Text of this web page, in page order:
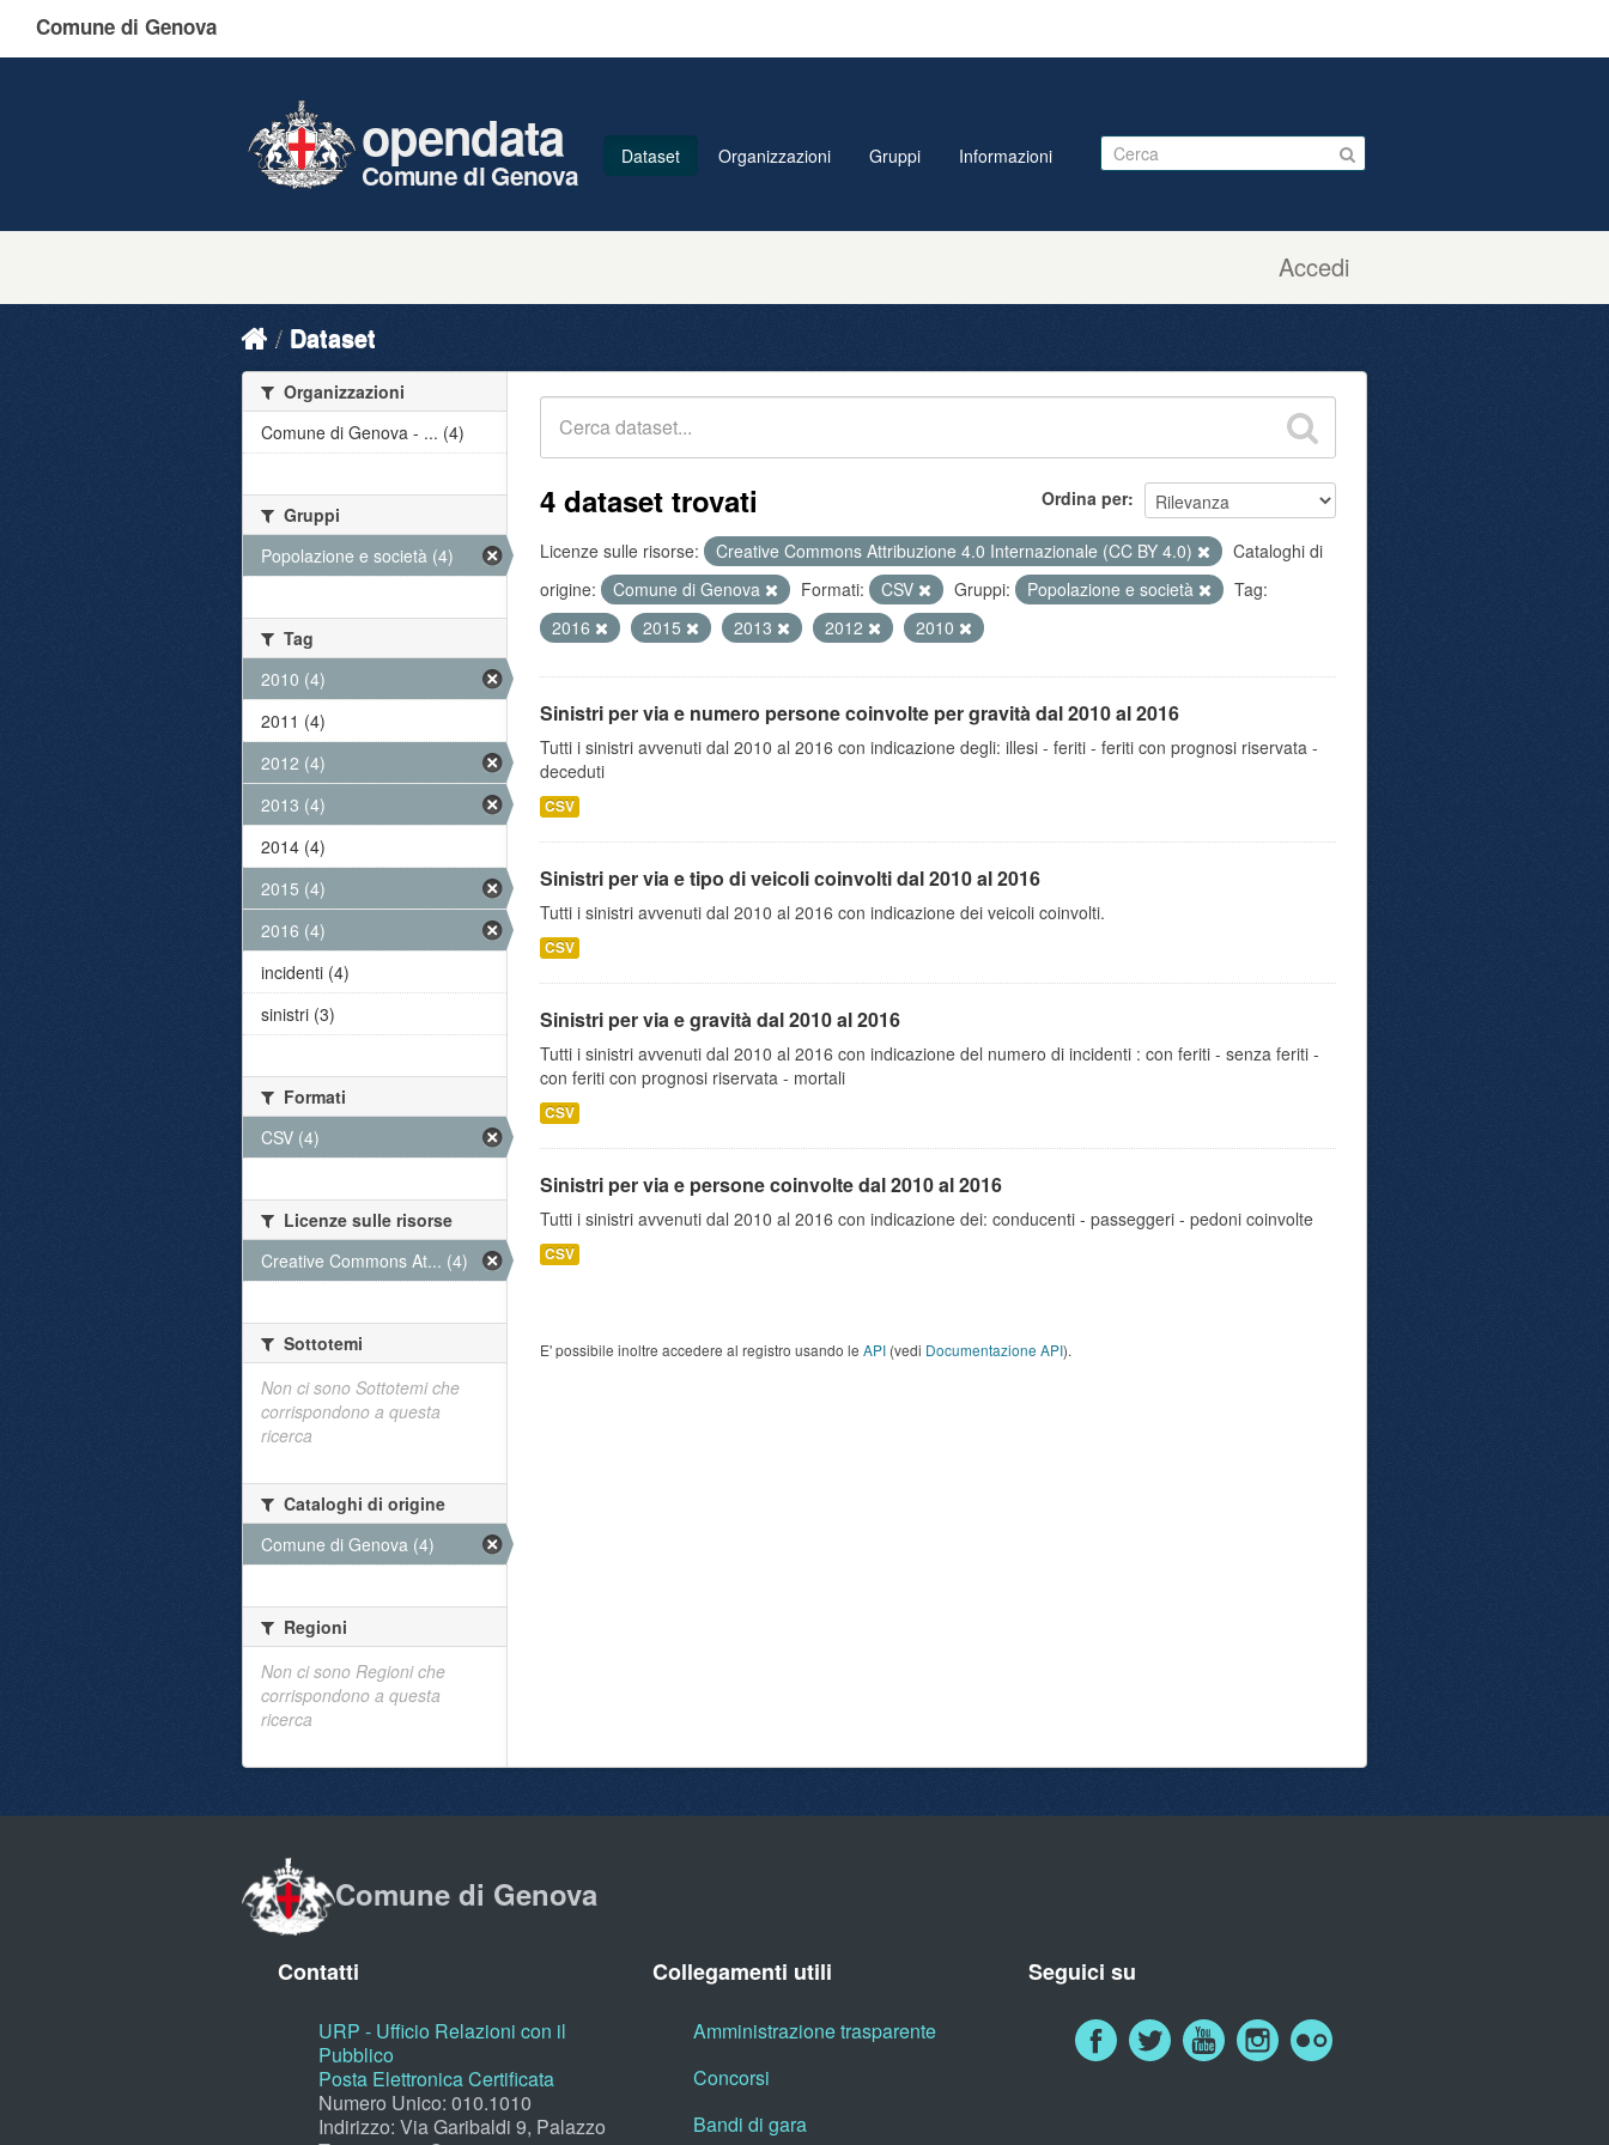
Comune di Genova
Accedi
opendata
Comune di Genova
Dataset Organizzazioni Gruppi Informazioni
Dataset
Ordina per
4 dataset trovati
Licenze sulle risorse: Creative Commons Attribuzione 4.0 Internazionale (CC BY 4.0)
Cataloghi di
origine:
Comune di Genova Formati: CSV Gruppi: Popolazione e società
Tag:
2016
2015 2013 2012 2010
Sinistri per via e numero persone coinvolte per gravità dal 2010 al 2016
Tutti i sinistri avvenuti dal 2010 al 2016 con indicazione degli: illesi - feriti - feriti con prognosi riservata -
deceduti
CSV
Sinistri per via e tipo di veicoli coinvolti dal 2010 al 2016
Tutti i sinistri avvenuti dal 2010 al 2016 con indicazione dei veicoli coinvolti.
CSV
Sinistri per via e gravità dal 2010 al 2016
Tutti i sinistri avvenuti dal 2010 al 2016 con indicazione del numero di incidenti : con feriti - senza feriti -
con feriti con prognosi riservata - mortali
CSV
Sinistri per via e persone coinvolte dal 2010 al 2016
Tutti i sinistri avvenuti dal 2010 al 2016 con indicazione dei: conducenti - passeggeri - pedoni coinvolte
CSV
E' possibile inoltre accedere al registro usando le API (vedi Documentazione API).
Organizzazioni
Comune di Genova - ... (4)
Gruppi
Popolazione e società (4)
Tag
2010 (4)
2011 (4)
2012 (4)
2013 (4)
2014 (4)
2015 (4)
2016 (4)
incidenti (4)
sinistri (3)
Formati
CSV (4)
Licenze sulle risorse
Creative Commons At... (4)
Sottotemi
Non ci sono Sottotemi che
corrispondono a questa
ricerca
Cataloghi di origine
Comune di Genova (4)
Regioni
Non ci sono Regioni che
corrispondono a questa
ricerca
Comune di Genova
Contatti
URP - Ufficio Relazioni con il
Pubblico
Posta Elettronica Certificata
Numero Unico: 010.1010
Indirizzo: Via Garibaldi 9, Palazzo
Collegamenti utili
Amministrazione trasparente
Concorsi
Bandi di gara
Seguici su